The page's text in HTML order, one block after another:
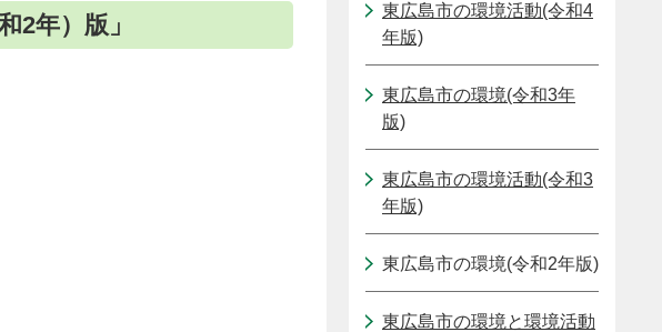
2年）版」
東広島市の環境活動(令和4
年版)
東広島市の環境(令和3年
版)
東広島市の環境活動(令和3
年版)
東広島市の環境(令和2年版)
東広島市の環境と環境活動